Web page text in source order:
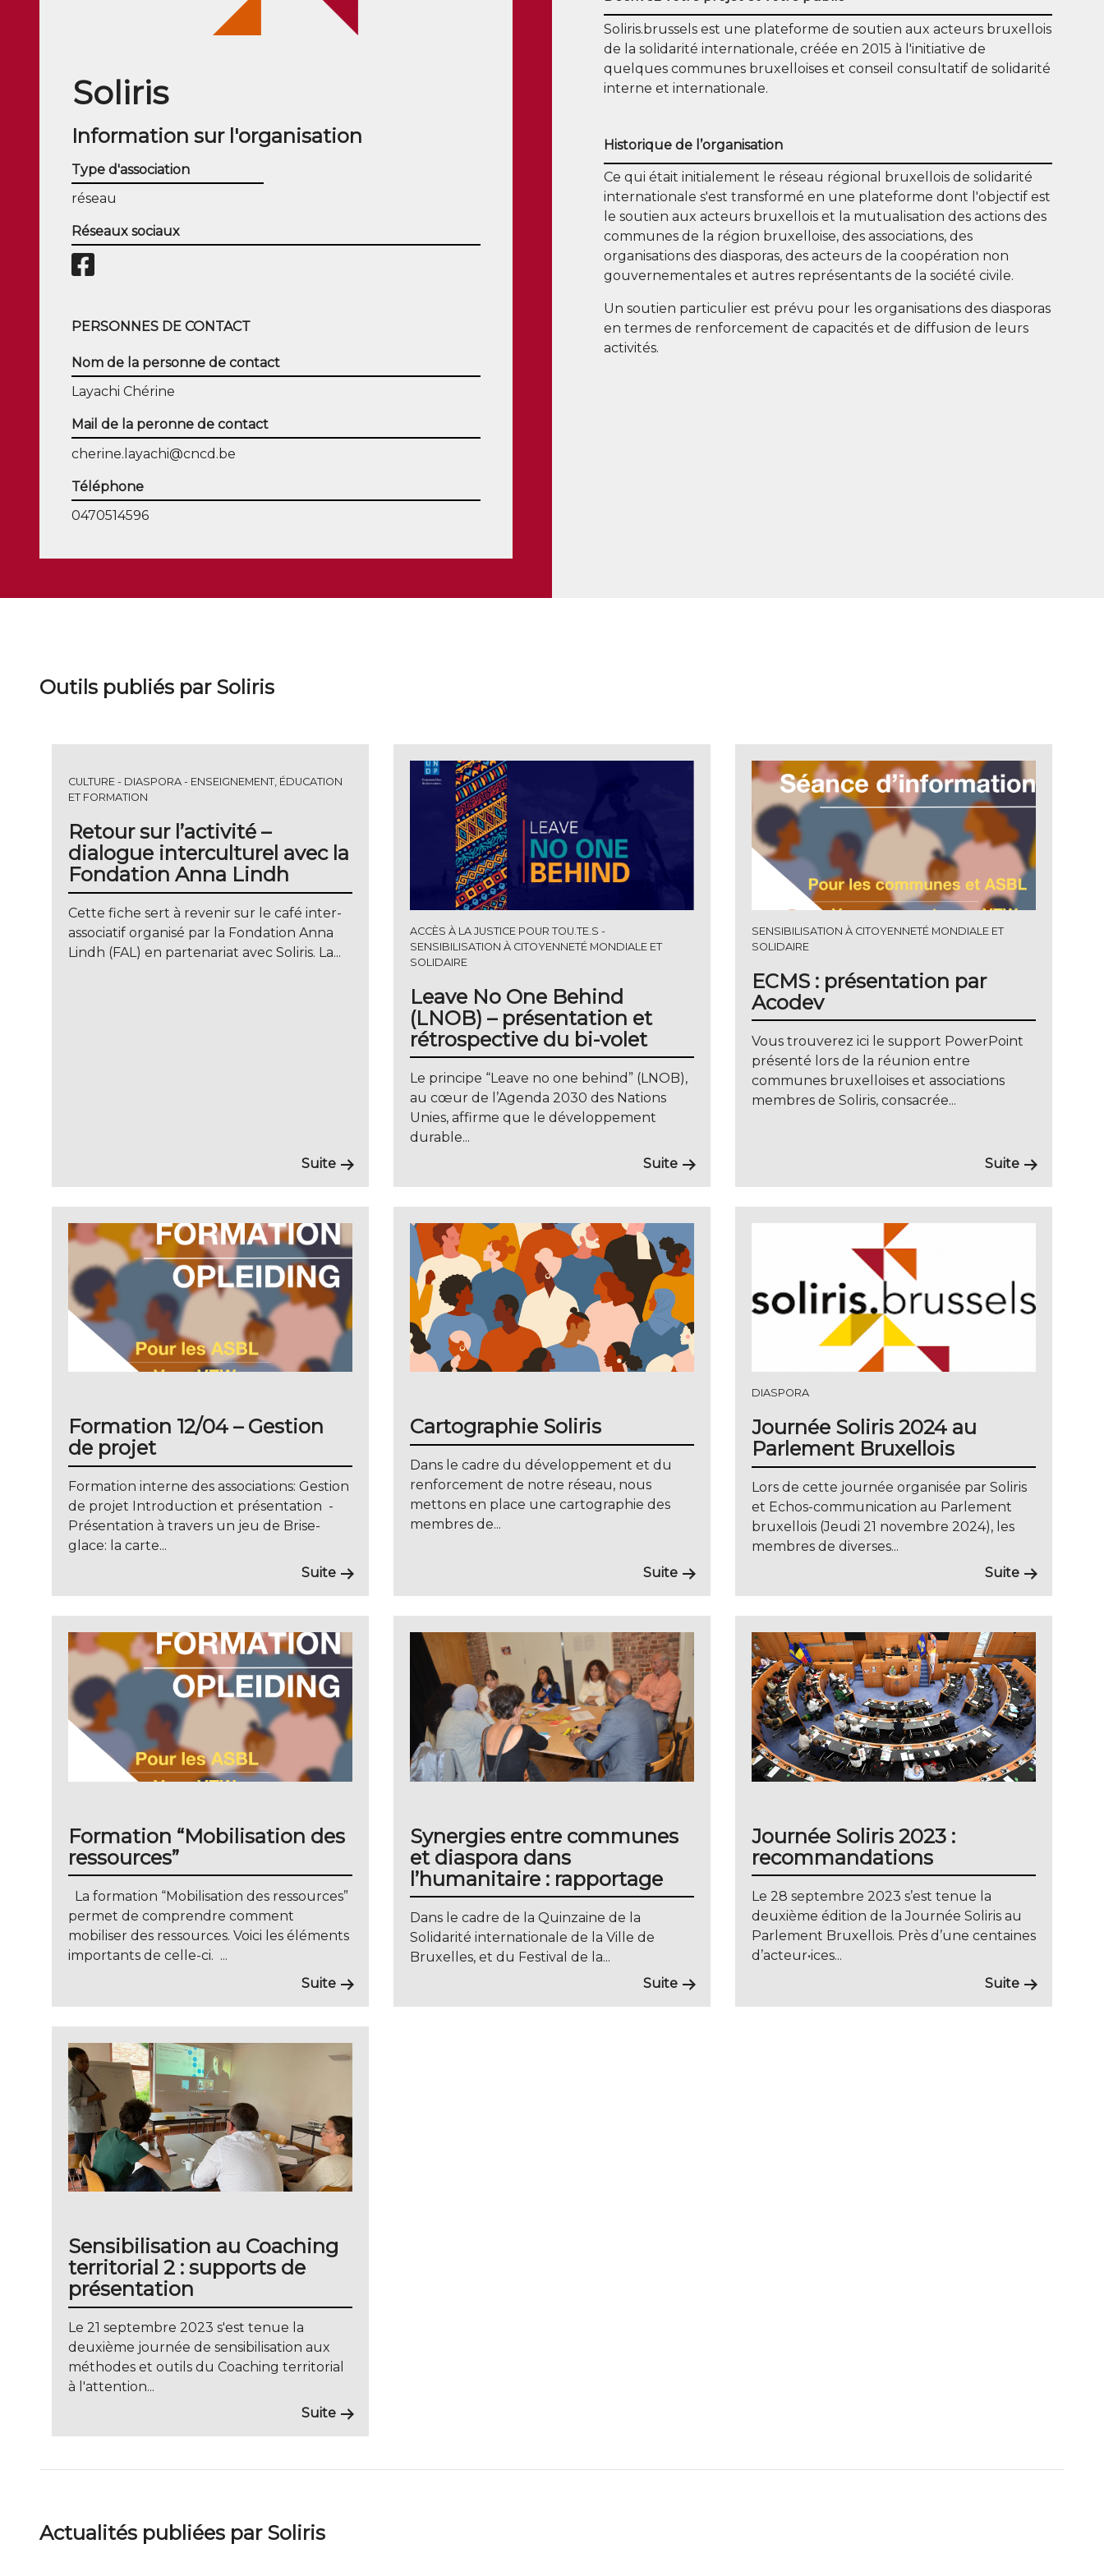
Soliris
Information sur l'organisation
Type d'association
réseau
Réseaux sociaux
PERSONNES DE CONTACT
Nom de la personne de contact
Layachi Chérine
Mail de la peronne de contact
cherine.layachi@cncd.be
Téléphone
0470514596
Soliris.brussels est une plateforme de soutien aux acteurs bruxellois
de la solidarité internationale, créée en 2015 à l'initiative de
quelques communes bruxelloises et conseil consultatif de solidarité
interne et internationale.
Historique de l’organisation
Ce qui était initialement le réseau régional bruxellois de solidarité
internationale s'est transformé en une plateforme dont l'objectif est
le soutien aux acteurs bruxellois et la mutualisation des actions des
communes de la région bruxelloise, des associations, des
organisations des diasporas, des acteurs de la coopération non
gouvernementales et autres représentants de la société civile.
Un soutien particulier est prévu pour les organisations des diasporas
en termes de renforcement de capacités et de diffusion de leurs
activités.
Outils publiés par Soliris
CULTURE DIASPORA
ENSEIGNEMENT, ÉDUCATION
ET FORMATION
Retour sur l’activité –
dialogue interculturel avec la
Fondation Anna Lindh
Cette fiche sert à revenir sur le café inter-
associatif organisé par la Fondation Anna
Lindh (FAL) en partenariat avec Soliris. La...
Suite
ACCÈS À LA JUSTICE POUR TOU.TE.S
SENSIBILISATION À CITOYENNETÉ MONDIALE ET
SOLIDAIRE
Leave No One Behind
(LNOB) – présentation et
rétrospective du bi-volet
Le principe “Leave no one behind” (LNOB),
au cœur de l’Agenda 2030 des Nations
Unies, affirme que le développement
durable...
Suite
SENSIBILISATION À CITOYENNETÉ MONDIALE ET
SOLIDAIRE
ECMS : présentation par
Acodev
Vous trouverez ici le support PowerPoint
présenté lors de la réunion entre
communes bruxelloises et associations
membres de Soliris, consacrée...
Suite
Formation 12/04 – Gestion
de projet
Formation interne des associations: Gestion
de projet Introduction et présentation -
Présentation à travers un jeu de Brise-
glace: la carte...
Suite
Cartographie Soliris
Dans le cadre du développement et du
renforcement de notre réseau, nous
mettons en place une cartographie des
membres de...
Suite
DIASPORA
Journée Soliris 2024 au
Parlement Bruxellois
Lors de cette journée organisée par Soliris
et Echos-communication au Parlement
bruxellois (Jeudi 21 novembre 2024), les
membres de diverses...
Suite
Formation “Mobilisation des
ressources”
La formation “Mobilisation des ressources”
permet de comprendre comment
mobiliser des ressources. Voici les éléments
importants de celle-ci. ...
Suite
Synergies entre communes
et diaspora dans
l’humanitaire : rapportage
Dans le cadre de la Quinzaine de la
Solidarité internationale de la Ville de
Bruxelles, et du Festival de la...
Suite
Journée Soliris 2023 :
recommandations
Le 28 septembre 2023 s’est tenue la
deuxième édition de la Journée Soliris au
Parlement Bruxellois. Près d’une centaines
d’acteur•ices...
Suite
Sensibilisation au Coaching
territorial 2 : supports de
présentation
Le 21 septembre 2023 s'est tenue la
deuxième journée de sensibilisation aux
méthodes et outils du Coaching territorial
à l'attention...
Suite
Actualités publiées par Soliris